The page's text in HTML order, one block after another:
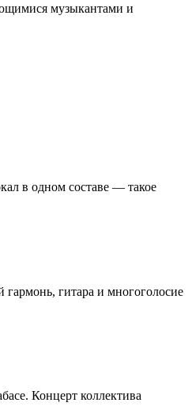
музыкантами и
в одном составе — такое
гитара и многоголосие
Концерт коллектива